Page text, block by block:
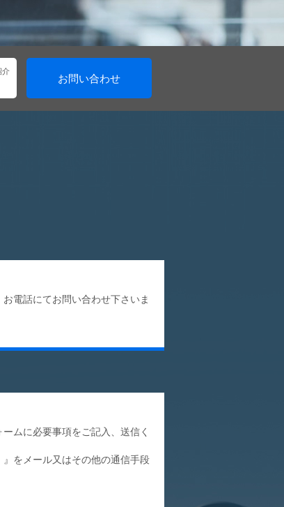
介 お問い合わせ
電話にてお問い合わせ下さいま
ムに必要事項をご記入、送信く
をメール又はその他の通信手段